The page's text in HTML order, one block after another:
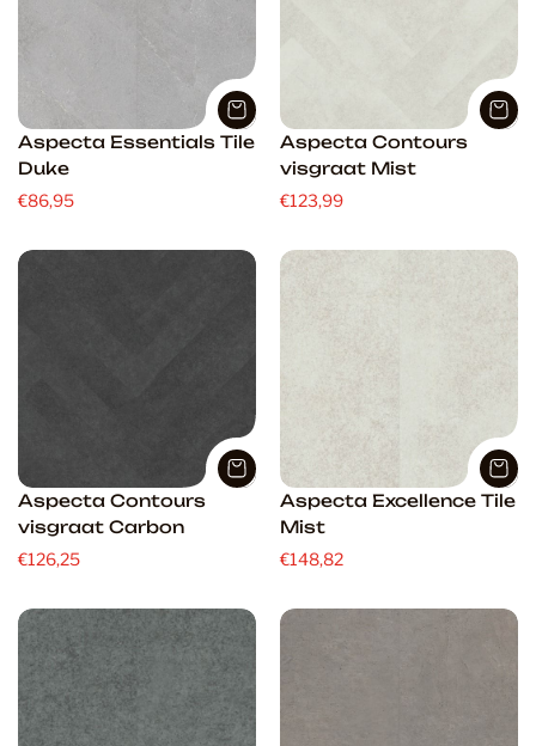
Aspecta Essentials Tile
Duke
€86,95
Aspecta Contours
visgraat Mist
€123,99
Aspecta Contours
visgraat Carbon
€126,25
Aspecta Excellence Tile
Mist
€148,82